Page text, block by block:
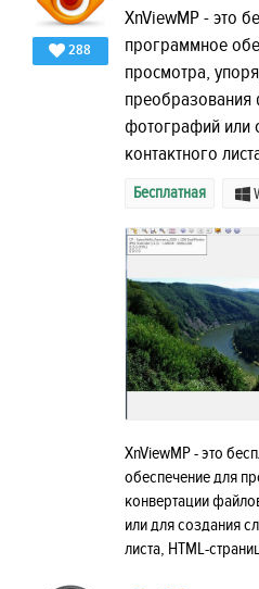
288
XnViewMP - это
программное
просмотра,
фотографий или
контактного
Бесплатная
XnViewMP - это
обеспечение для
конвертации
или для создания
листа, HTML-